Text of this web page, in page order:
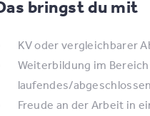
bringst du mit
KV oder vergleichbarer
Weiterbildung im
laufendes/
Freude an der Arbeit in